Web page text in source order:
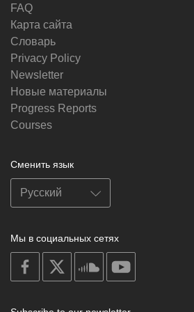
FAQ
Карта сайта
Словарь
Privacy Policy
Newsletter
Новые материалы
Progress Reports
Courses
Сменить язык
Мы в социальных сетях
on
facebook
soundcloud